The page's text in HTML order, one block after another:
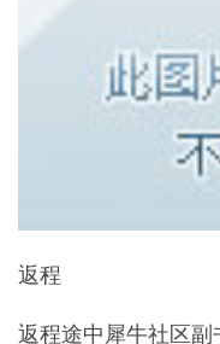
返程
返程途中犀牛社区副